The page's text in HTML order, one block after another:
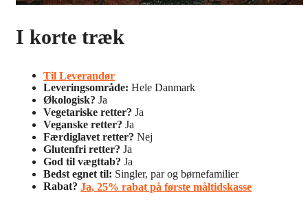
I korte træk
Til Leverandør
Leveringsområde: Hele Danmark
Økologisk? Ja
Vegetariske retter? Ja
Veganske retter? Ja
Færdiglavet retter? Nej
Glutenfri retter? Ja
God til vægttab? Ja
Bedst egnet til: Singler, par og børnefamilier
Rabat? Ja, 25% rabat på første måltidskasse